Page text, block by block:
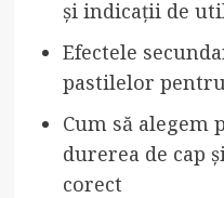
și indicații de
Efectele
pastilelor
Cum să
durerea de cap
corect